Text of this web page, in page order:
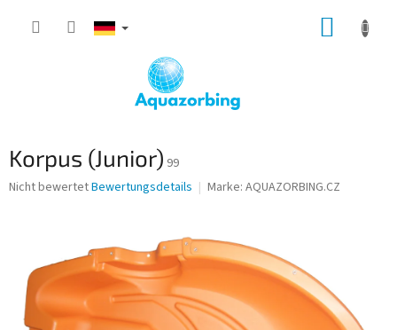
Korpus (Junior) 99
Die
Sternen.
Nicht bewertetBewertungsdetails Marke: AQUAZORBING.CZ